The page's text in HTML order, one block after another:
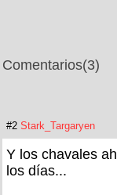
Comentarios(3)
#2 Stark_Targaryen
Y los chavales
los días...